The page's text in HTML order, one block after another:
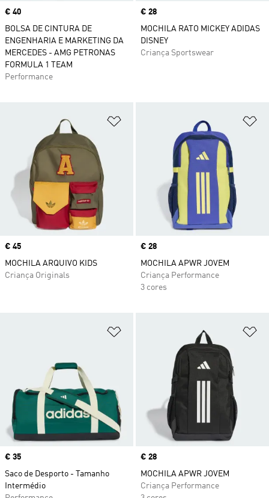
Price
€ 40
BOLSA DE CINTURA DE
ENGENHARIA E MARKETING DA
MERCEDES - AMG PETRONAS
FORMULA 1 TEAM
Performance
Price
€ 28
MOCHILA RATO MICKEY ADIDAS
DISNEY
Criança Sportswear
Adicionar à Lista de Desejos
Price
€ 45
MOCHILA ARQUIVO KIDS
Criança Originals
Price
€ 28
MOCHILA APWR JOVEM
Criança Performance
3 cores
Adicionar à Lista de Desejos
Price
€ 35
Saco de Desporto - Tamanho
Intermédio
Price
€ 28
MOCHILA APWR JOVEM
Criança Performance